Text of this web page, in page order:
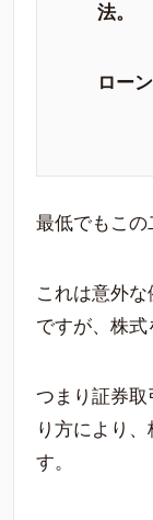
法。
ロー
最低でもこの
これは意外
ですが、株式
つまり証券
り方により
す。